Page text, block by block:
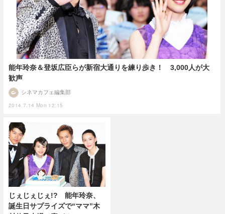
能年玲奈＆登坂広臣らが新宿大通りを練り歩き！ 3,000人が大
歓声
2014.7.14 Mon 12:15
シネマカフェ編集部
じぇじぇじぇ!? 能年玲奈、
誕生日サプライズで“ママ”木